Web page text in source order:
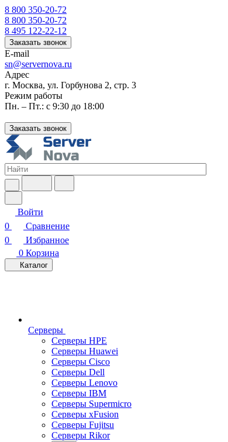
8 800 350-20-72
8 800 350-20-72
8 495 122-22-12
Заказать звонок
E-mail
sn@servernova.ru
Адрес
г. Москва, ул. Горбунова 2, стр. 3
Режим работы
Пн. – Пт.: с 9:30 до 18:00
Заказать звонок
Войти
0
Сравнение
0
Избранное
0 Корзина
Каталог
Серверы
Серверы HPE
Серверы Huawei
Серверы Cisco
Серверы Dell
Серверы Lenovo
Серверы IBM
Серверы Supermicro
Серверы xFusion
Серверы Fujitsu
Серверы Rikor